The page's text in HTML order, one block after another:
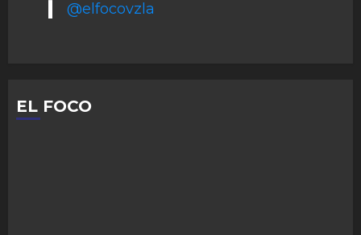
@elfocovzla
EL FOCO